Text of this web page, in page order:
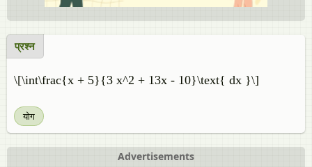
प्रश्न
\[\int\frac{x + 5}{3 x^2 + 13x - 10}\text{ dx }\]
योग
Advertisements